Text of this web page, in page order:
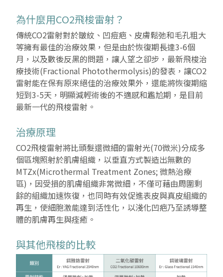
為什麼用CO2飛梭雷射？
傳統CO2雷射對於皺紋、凹痘疤、皮膚鬆弛和毛孔粗大
等擁有最佳的治療效果，但是由於恢復期長達3-6個
月，以及數後反黑的問題，讓人望之卻步，最新飛梭治
療技術(Fractional Photothermolysis)的發表，讓CO2
雷射能在保有原來絕佳的治療效果外，還能將恢復期縮
短到3-5天，明顯減輕術後的不適感和尷尬期，是目前
最新一代的飛梭雷射。
治療原理
CO2飛梭雷射將比頭髮還微細的雷射光(70微米)分成多
個區塊照射於肌膚組織，以垂直方式製造出無數的
MTZx(Microthermal Treatment Zones; 微熱治療
區)，因受損的肌膚組織非常微細，不僅可藉由周圍剩
餘的組織加速恢復，也同時有效促進表皮與真皮組織的
再生，使細胞激能達到活性化，以淺化凹疤乃至誘導整
體的肌膚再生與痊癒。
與其他飛梭的比較